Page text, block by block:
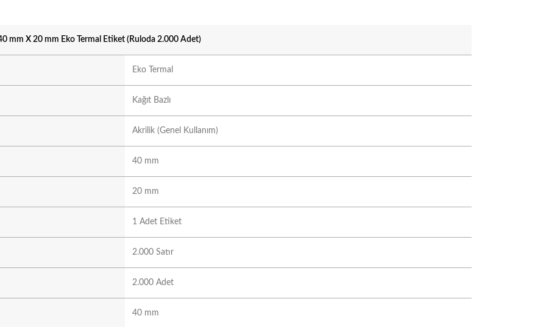
mm X 20 mm Eko Termal Etiket (Ruloda 2.000 Adet)
Eko Termal
Kağıt Bazlı
Akrilik (Genel Kullanım)
40 mm
20 mm
1 Adet Etiket
2.000 Satır
2.000 Adet
40 mm